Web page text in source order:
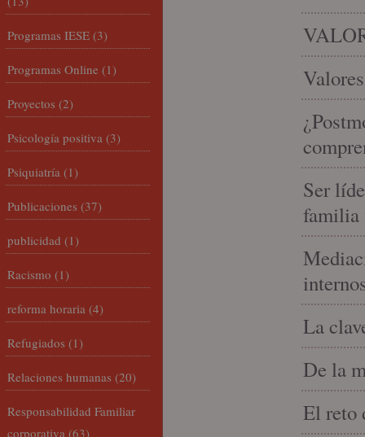
Ser
familia
La
De la
El reto
Programas IESE (3)
Programas Online (1)
Proyectos (2)
Psicología positiva (3)
Psiquiatría (1)
Publicaciones (37)
publicidad (1)
Racismo (1)
reforma horaria (4)
Refugiados (1)
Relaciones humanas (20)
Responsabilidad Familiar
corporativa (63)